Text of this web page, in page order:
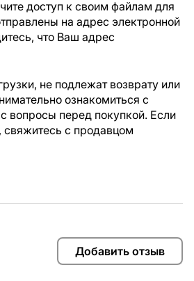
доступ к своим файлам для
на адрес электронной
что Ваш адрес
не подлежат возврату или
ознакомиться с
вопросы перед покупкой. Если
свяжитесь с продавцом
Добавить отзыв